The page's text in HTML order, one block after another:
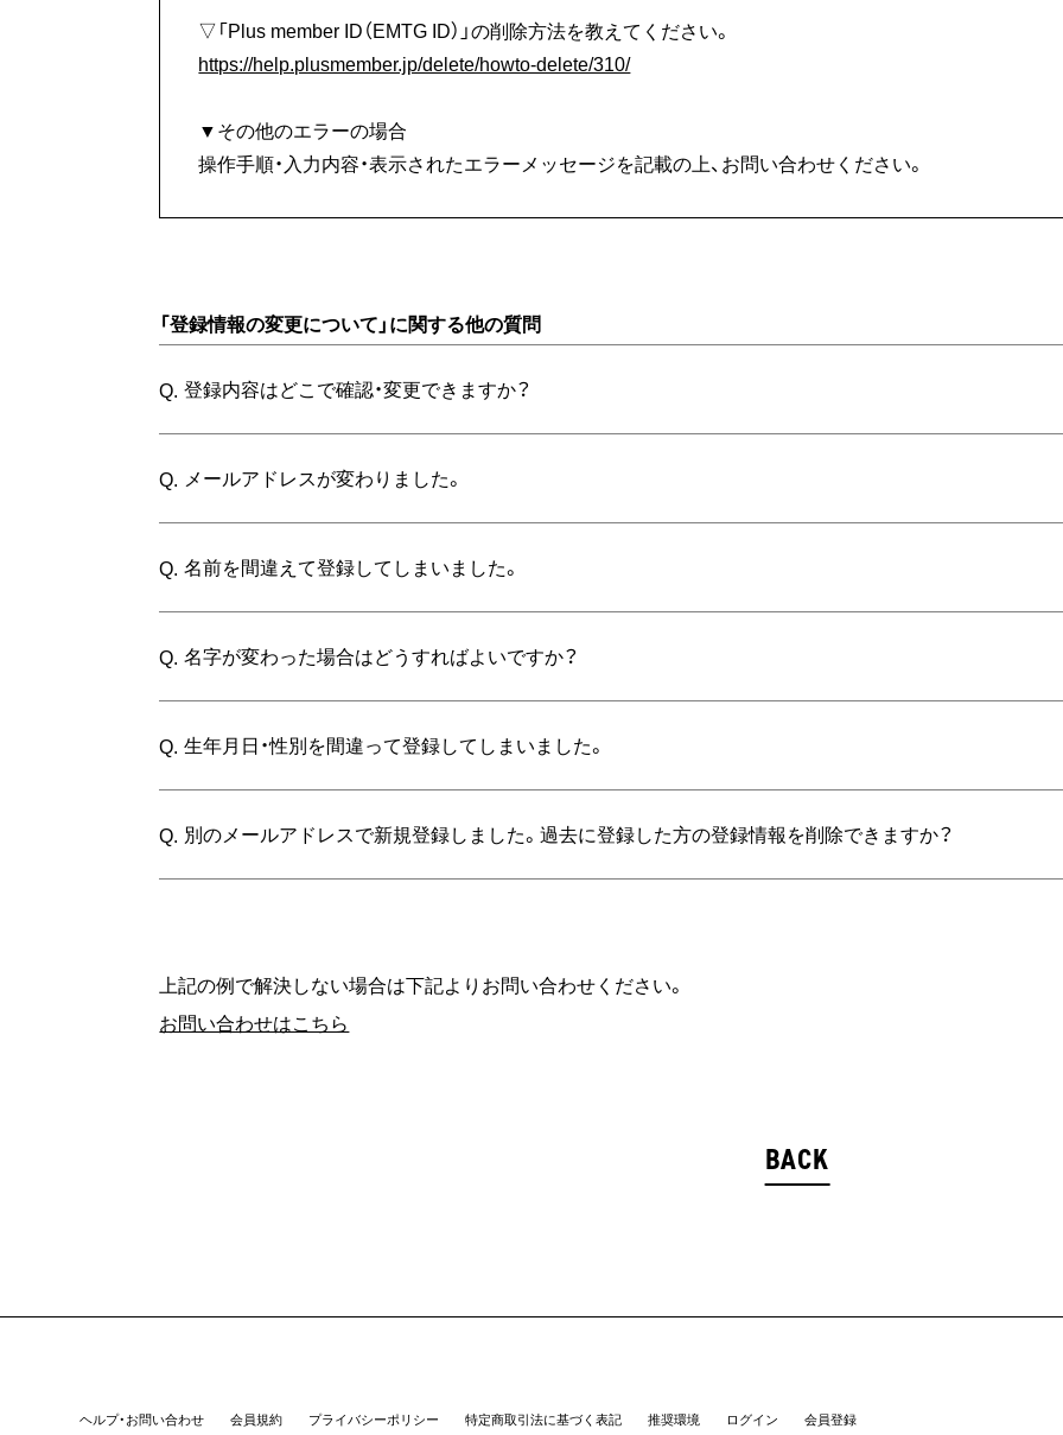
▽「Plus member ID（EMTG ID）」の削除方法を教えてください。
https://help.plusmember.jp/delete/howto-delete/310/
▼その他のエラーの場合
操作手順・入力内容・表示されたエラーメッセージを記載の上、お問い合わせください。
「登録情報の変更について」に関する他の質問
Q. 登録内容はどこで確認・変更できますか？
Q. メールアドレスが変わりました。
Q. 名前を間違えて登録してしまいました。
Q. 名字が変わった場合はどうすればよいですか？
Q. 生年月日・性別を間違って登録してしまいました。
Q. 別のメールアドレスで新規登録しました。過去に登録した方の登録情報を削除できますか？
上記の例で解決しない場合は下記よりお問い合わせください。
お問い合わせはこちら
BACK
ヘルプ・お問い合わせ 会員規約 プライバシーポリシー 特定商取引法に基づく表記 推奨環境 ログイン 会員登録